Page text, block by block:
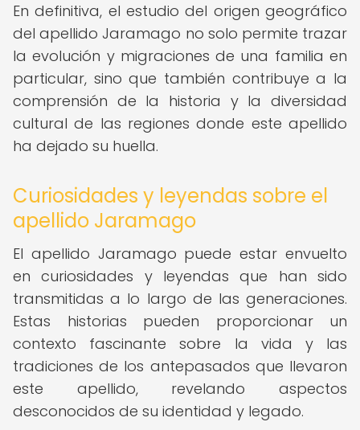
En definitiva, el estudio del origen geográfico
del apellido Jaramago no solo permite trazar
la evolución y migraciones de una familia en
particular, sino que también contribuye a la
comprensión de la historia y la diversidad
cultural de las regiones donde este apellido
ha dejado su huella.
Curiosidades y leyendas sobre el
apellido Jaramago
El apellido Jaramago puede estar envuelto
en curiosidades y leyendas que han sido
transmitidas a lo largo de las generaciones.
Estas historias pueden proporcionar un
contexto fascinante sobre la vida y las
tradiciones de los antepasados que llevaron
este apellido, revelando aspectos
desconocidos de su identidad y legado.